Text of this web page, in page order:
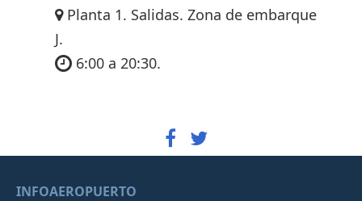
Planta 1. Salidas. Zona de embarque
J.
6:00 a 20:30.
INFOAEROPUERTO